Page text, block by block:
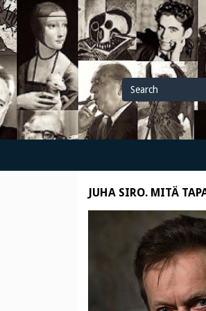
Search
for
JUHA SIRO. MITÄ